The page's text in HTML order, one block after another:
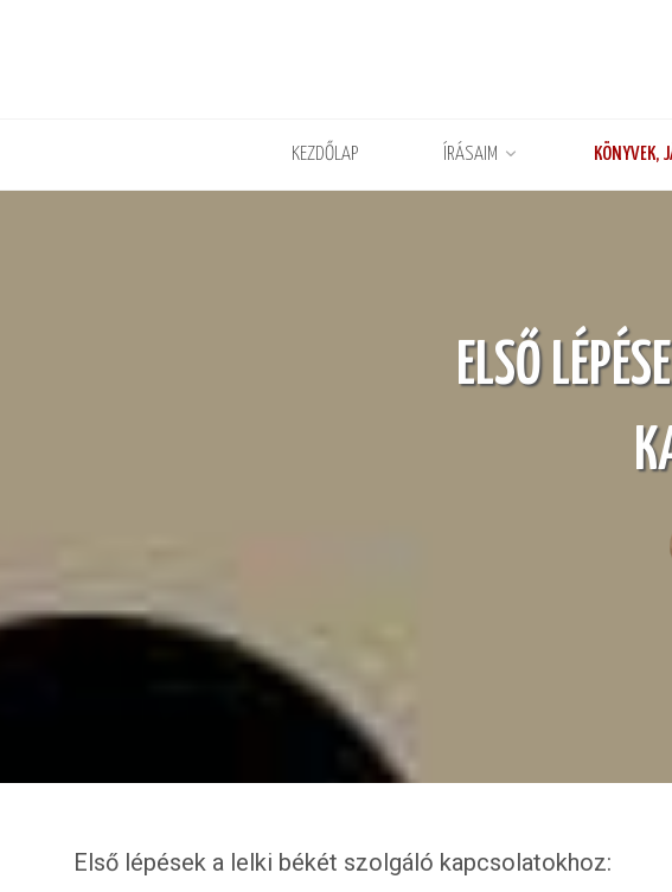
KEZDŐLAP ÍRÁSAIM KÖNYVEK,
ELSŐ
Első lépések a lelki békét szolgáló kapcsolatokhoz: